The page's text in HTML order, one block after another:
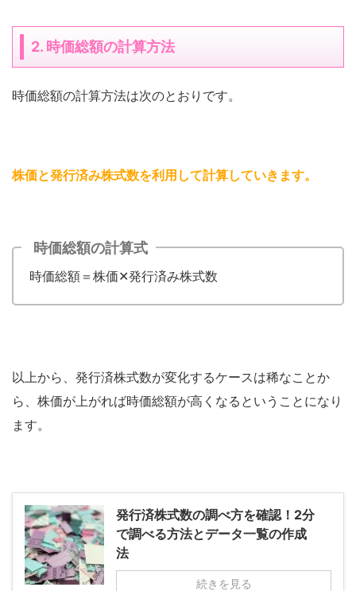
2. 時価総額の計算方法
時価総額の計算方法は次のとおりです。
株価と発行済み株式数を利用して計算していきます。
時価総額の計算式
時価総額＝株価✕発行済み株式数
以上から、発行済株式数が変化するケースは稀なことか
ら、株価が上がれば時価総額が高くなるということになり
ます。
発行済株式数の調べ方を確認！2分
で調べる方法とデータ一覧の作成
法
続きを見る